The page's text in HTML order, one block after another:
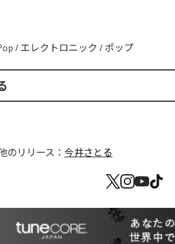
/ エレクトロニック / ポップ
のリリース： 今井さとる